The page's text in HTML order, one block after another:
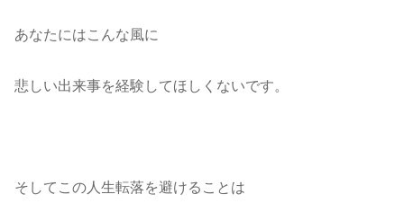
あなたにはこんな風に
悲しい出来事を経験してほしくないです。
そしてこの人生転落を避けることは